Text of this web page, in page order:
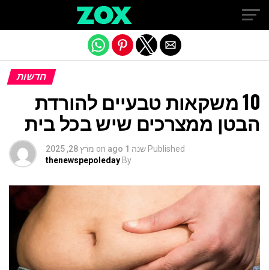
חדשות
10 משקאות טבעיים להורדת
הבטן ממצרכים שיש בכל בית
Published שנה 1 ago on מרץ 28, 2025
By
thenewspepoleday
Exit mobile version